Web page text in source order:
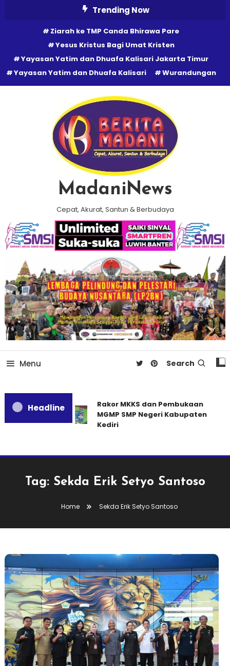
Trending Now
Ziarah ke TMP Canda Bhirawa Pare
Yesus Kristus Bagi Umat Kristen
Yayasan Yatim dan Dhuafa Kalisari Jakarta Timur
Yayasan Yatim dan Dhuafa Kalisari
Wurandungan
MadaniNews
Cepat, Akurat, Santun & Berbudaya
Menu Search
Headline
Rakor MKKS dan Pembukaan
MGMP SMP Negeri Kabupaten
Kediri
Tag: Sekda Erik Setyo Santoso
Home Sekda Erik Setyo Santoso